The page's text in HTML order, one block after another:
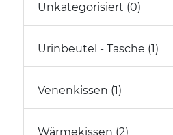
Unkategorisiert (0)
Urinbeutel - Tasche (1)
Venenkissen (1)
Wärmekissen (2)